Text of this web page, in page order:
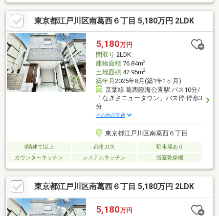
東京都江戸川区南葛西６丁目 5,180万円 2LDK
5,180万円
間取り 2LDK
建物面積76.84m2
土地面積42.95m2
築年月 2025年8月(築1年1ヶ月)
京葉線 葛西臨海公園駅 バス10分/
「なぎさニュータウン」バス停 停歩3
分
その他の交通
東京都江戸川区南葛西６丁目
3階建て以上 都市ガス
駐車場あり
カウンターキッチン
システムキッチン 浴室乾燥機
東京都江戸川区南葛西６丁目 5,180万円 2LDK
5,180万円